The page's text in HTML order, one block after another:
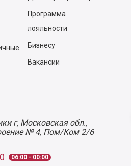
Программа
лояльности
Бизнесу
Вакансии
г, Московская обл.,
№ 4, Пом/Ком 2/6
06:00 - 00:00